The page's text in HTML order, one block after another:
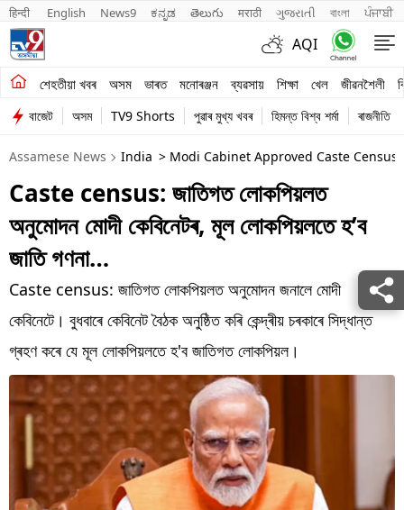
हिन्दी English News9 ಕನ್ನಡ తెలుగు मराठी ગુજરાતી বাংলা ਪੰਜਾਬੀ
AQI
শেহতীয়া খবৰ অসম ভাৰত মনোৰঞ্জন ব্যৱসায় শিক্ষা খেল জীৱনশৈলী
শেহতীয়া খবৰ
অসম
ভাৰত
মনোৰঞ্জন
ব্যৱসায়
শিক্ষা
খেল
বিশ্ব
প্ৰযুক্তি
Videos
বাজেট অসম TV9 Shorts পুৱাৰ মুখ্য খবৰ হিমন্ত বিশ্ব শৰ্মা ৰাজনীতি
Assamese News India > Modi Cabinet Approved Caste
Caste census: জাতিগত লোকপিয়লত
অনুমোদন মোদী কেবিনেটৰ, মূল লোকপিয়লতে হ’ব
জাতি গণনা…
Caste census: জাতিগত লোকপিয়লত অনুমোদন জনালে মোদী
কেবিনেটে। বুধবাৰে কেবিনেট বৈঠক অনুষ্ঠিত কৰি কেন্দ্ৰীয় চৰকাৰে সিদ্ধান্ত
গ্ৰহণ কৰে যে মূল লোকপিয়লতে হ'ব জাতিগত লোকপিয়ল।